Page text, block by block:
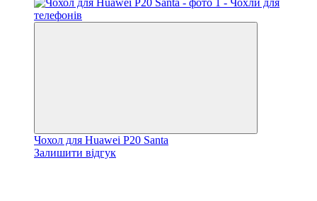
Чохол для Huawei P20 Santa
Залишити відгук